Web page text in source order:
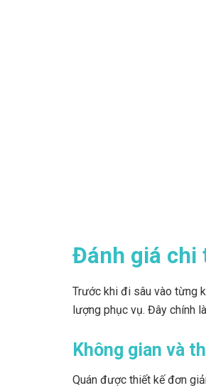
Đánh giá chi
Trước khi đi sâu vào từng
lượng phục vụ. Đây chính
Không gian và
Quán được thiết kế đơn